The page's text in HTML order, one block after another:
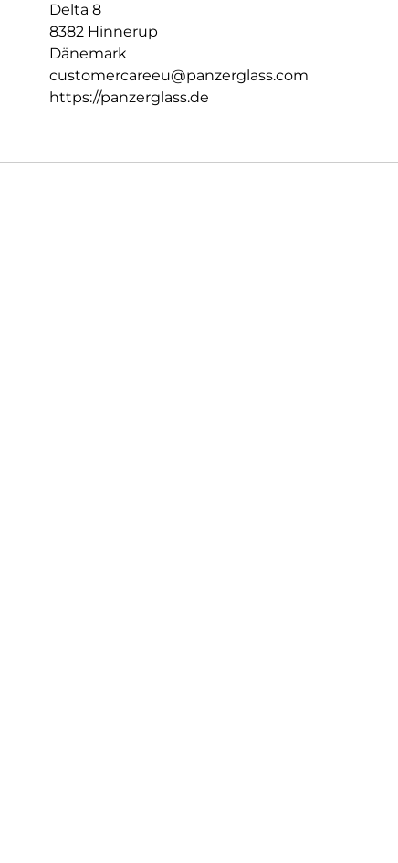
Delta 8
8382 Hinnerup
Dänemark
customercareeu@panzerglass.com
https://panzerglass.de